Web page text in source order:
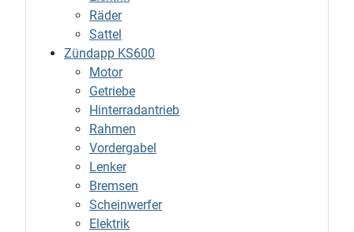
Räder
Sattel
Zündapp KS600
Motor
Getriebe
Hinterradantrieb
Rahmen
Vordergabel
Lenker
Bremsen
Scheinwerfer
Elektrik